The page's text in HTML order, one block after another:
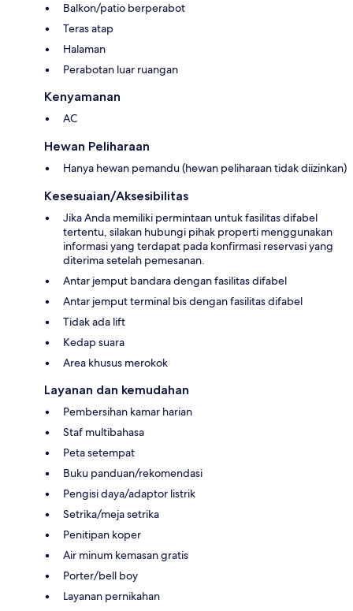
Balkon/patio berperabot
Teras atap
Halaman
Perabotan luar ruangan
Kenyamanan
AC
Hewan Peliharaan
Hanya hewan pemandu (hewan peliharaan tidak diizinkan)
Kesesuaian/Aksesibilitas
Jika Anda memiliki permintaan untuk fasilitas difabel
tertentu, silakan hubungi pihak properti menggunakan
informasi yang terdapat pada konfirmasi reservasi yang
diterima setelah pemesanan.
Antar jemput bandara dengan fasilitas difabel
Antar jemput terminal bis dengan fasilitas difabel
Tidak ada lift
Kedap suara
Area khusus merokok
Layanan dan kemudahan
Pembersihan kamar harian
Staf multibahasa
Peta setempat
Buku panduan/rekomendasi
Pengisi daya/adaptor listrik
Setrika/meja setrika
Penitipan koper
Air minum kemasan gratis
Porter/bell boy
Layanan pernikahan